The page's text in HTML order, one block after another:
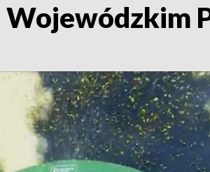
Wojewódzkim